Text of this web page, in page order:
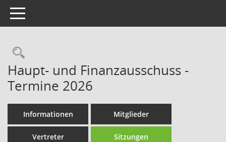
Toggle navigation
Rechercheauswahl
Haupt- und Finanzausschuss -
Termine 2026
Informationen Mitglieder
Vertreter Sitzungen